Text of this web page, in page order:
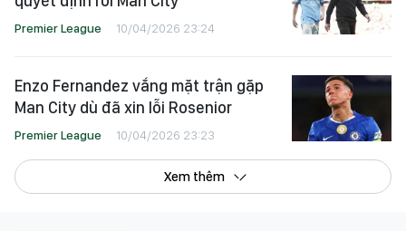
Premier League 10/04/2026 23:24
Enzo Fernandez vắng mặt trận gặp
Man City dù đã xin lỗi Rosenior
Premier League 10/04/2026 23:23
Xem thêm